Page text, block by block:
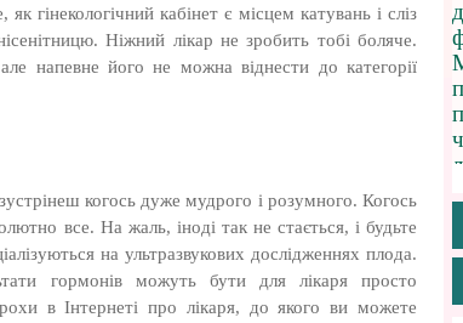
гінекологічний кабінет є місцем катувань і сліз
Ніжний лікар не зробить тобі боляче.
напевне його не можна віднести до категорії
когось дуже мудрого і розумного. Когось
все. На жаль, іноді так не стається, і будьте
на ультразвукових дослідженнях плода.
гормонів можуть бути для лікаря просто
в Інтернеті про лікаря, до якого ви можете